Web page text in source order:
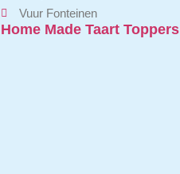
Vuur Fonteinen
Home Made Taart Toppers